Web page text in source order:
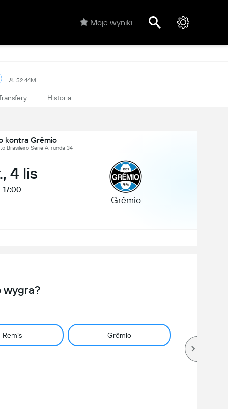
Moje wyniki
52.44M
Historia
kontra Grêmio
Brasileiro Serie A, runda 34
4 lis
17:00
Grêmio
wygra?
Remis Grêmio